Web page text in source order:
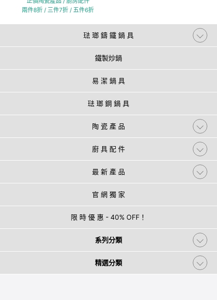
兩件8折 / 三件7折 / 五件6折
琺 瑯 鑄 鐵 鍋 具
鐵製炒鍋
易 潔 鍋 具
琺 瑯 鋼 鍋 具
陶 瓷 產 品
廚 具 配 件
最 新 產 品
官 網 獨 家
限 時 優 惠 - 40% OFF！
系列分類
精選分類